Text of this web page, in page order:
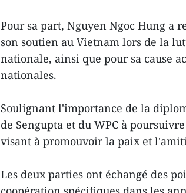
Pour sa part, Nguyen Ngoc Hung a
son soutien au Vietnam lors de la
nationale, ainsi que pour sa cause
nationales.
Soulignant l'importance de la
de Sengupta et du WPC à
visant à promouvoir la paix et
Les deux parties ont échangé des